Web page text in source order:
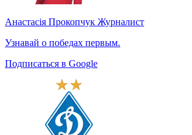
Анастасія Прокопчук Журналист
Узнавай о победах первым.
Подписаться в Google